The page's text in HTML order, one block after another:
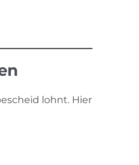
lohnt. Hier